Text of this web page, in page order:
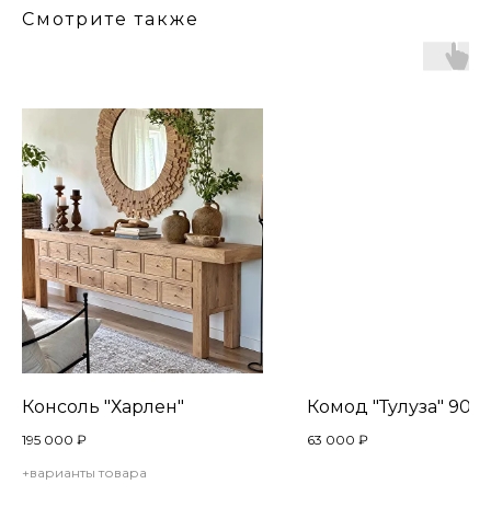
Смотрите также
Консоль "Харлен"
195 000 ₽
+варианты товара
Комод "Тулуза" 90
63 000 ₽